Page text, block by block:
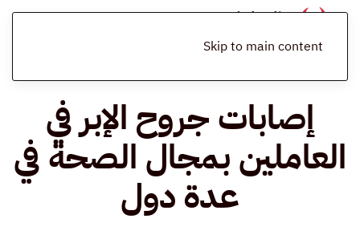
Skip to main content
العاملين بمجال الصحة في عدة دول
إصابات جروح الإبر في
العاملين بمجال الصحة في
عدة دول